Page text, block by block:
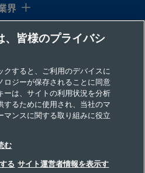
1/2
イン
チ
NPT
おね
じ
製品を見る
ね
チ
じ
界
ラム
ース
情報
、皆様のプライバシ
クすると、ご利用のデバイスに
ロジーが保存されることに同意
ーは、サイトの利用状況を分析
するために使用され、当社のマ
マンスに関する取り組みに役立
む
る サイト運営者情報を表示す